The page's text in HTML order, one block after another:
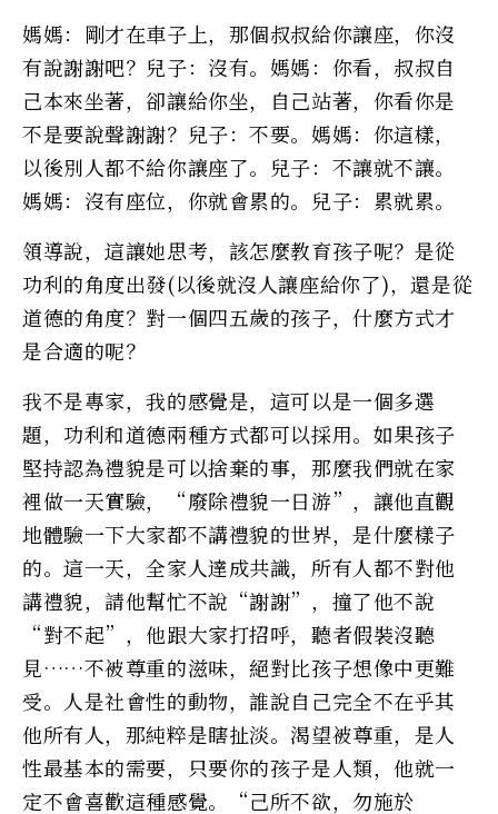
媽媽：剛才在車子上，那個叔叔給你讓座，你沒
有說謝謝吧？兒子：沒有。媽媽：你看，叔叔自
己本來坐著，卻讓給你坐，自己站著，你看你是
不是要說聲謝謝？兒子：不要。媽媽：你這樣，
以後別人都不給你讓座了。兒子：不讓就不讓。
媽媽：沒有座位，你就會累的。兒子：累就累。
領導說，這讓她思考，該怎麼教育孩子呢？是從
功利的角度出發(以後就沒人讓座給你了)，還是從
道德的角度？對一個四五歲的孩子，什麼方式才
是合適的呢？
我不是專家，我的感覺是，這可以是一個多選
題，功利和道德兩種方式都可以採用。如果孩子
堅持認為禮貌是可以捨棄的事，那麼我們就在家
裡做一天實驗，“廢除禮貌一日游”，讓他直觀
地體驗一下大家都不講禮貌的世界，是什麼樣子
的。這一天，全家人達成共識，所有人都不對他
講禮貌，請他幫忙不說“謝謝”，撞了他不說
“對不起”，他跟大家打招呼，聽者假裝沒聽
見……不被尊重的滋味，絕對比孩子想像中更難
受。人是社會性的動物，誰說自己完全不在乎其
他所有人，那純粹是瞎扯淡。渴望被尊重，是人
性最基本的需要，只要你的孩子是人類，他就一
定不會喜歡這種感覺。“己所不欲，勿施於